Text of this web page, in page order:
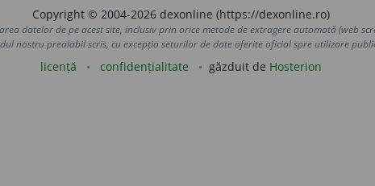
Copyright © 2004-2026 dexonline (https://dexonline.ro)
datelor de pe acest site, inclusiv prin orice metode de extragere automată (web
nostru prealabil scris, cu excepția seturilor de date oferite oficial spre utilizare
licență confidențialitate găzduit de Hosterion